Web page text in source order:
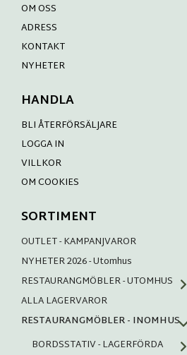
OM OSS
ADRESS
KONTAKT
NYHETER
HANDLA
BLI ÅTERFÖRSÄLJARE
LOGGA IN
VILLKOR
OM COOKIES
SORTIMENT
OUTLET - KAMPANJVAROR
NYHETER 2026 - Utomhus
RESTAURANGMÖBLER - UTOMHUS
ALLA LAGERVAROR
RESTAURANGMÖBLER - INOMHUS
BORDSSTATIV - LAGERFÖRDA